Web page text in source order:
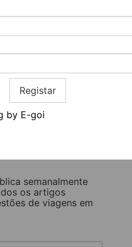
Registar
by E-goi
semanalmente
os artigos
de viagens em